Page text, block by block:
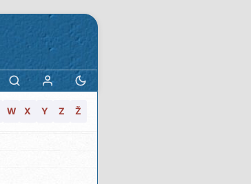
W X Y Z Ž